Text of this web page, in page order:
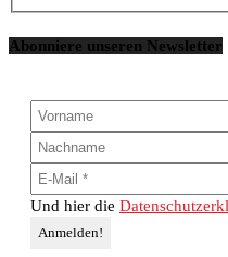
Abonniere unseren Newsletter
Und hier die